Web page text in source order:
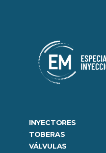
INYECTORES
TOBERAS
VÁLVULAS